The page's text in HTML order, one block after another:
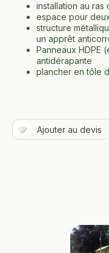
installation au
espace pour
structure
un apprêt
Panneaux HDPE
antidérapante
plancher en tôle
Ajouter au devis